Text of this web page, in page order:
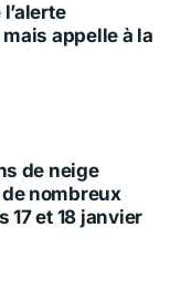
appelle à la
de neige
nombreux
17 et 18 janvier